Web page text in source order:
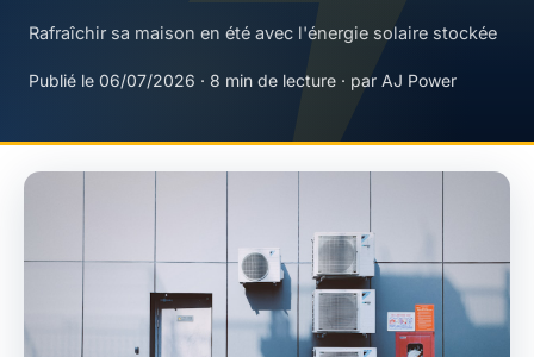
Rafraîchir sa maison en été avec l'énergie solaire stockée
Publié le 06/07/2026 · 8 min de lecture · par AJ Power